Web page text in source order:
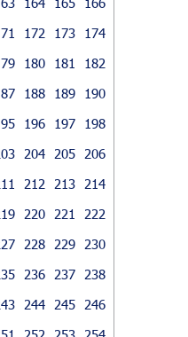
172 173
174
180 181
182
188 189
190
196 197
198
204 205
206
212 213
214
220 221
222
228 229
230
236 237
238
244 245
246